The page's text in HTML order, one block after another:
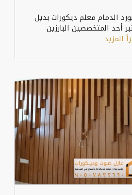
الدمام معلم ديكورات بديل
أحد المتخصصين البارزين
المزيد